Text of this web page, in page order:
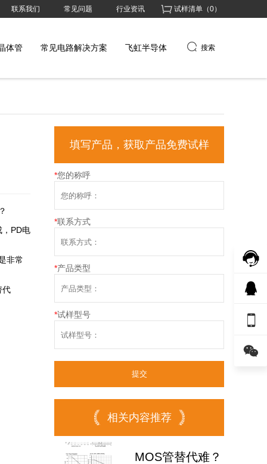
联系我们 常见问题 行业资讯 试样清单（0）
体管 常见电路解决方案 飞虹半导体 搜索
，PD电
非常
代
填写产品，获取产品免费试样
*您的称呼
*联系方式
*产品类型
*试样型号
相关内容推荐
MOS管替代难？

